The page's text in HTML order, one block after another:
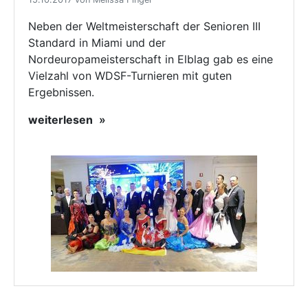
Neben der Weltmeisterschaft der Senioren III
Standard in Miami und der
Nordeuropameisterschaft in Elblag gab es eine
Vielzahl von WDSF-Turnieren mit guten
Ergebnissen.
weiterlesen